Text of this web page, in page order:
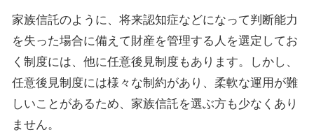
家族信託のように、将来認知症などになって判断能力
を失った場合に備えて財産を管理する人を選定してお
く制度には、他に任意後見制度もあります。しかし、
任意後見制度には様々な制約があり、柔軟な運用が難
しいことがあるため、家族信託を選ぶ方も少なくあり
ません。